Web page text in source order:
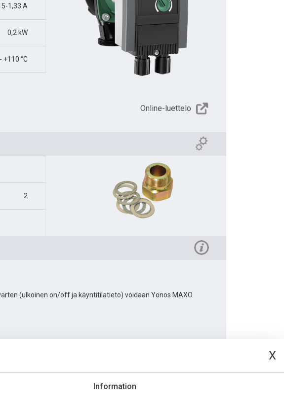
X
Information
1,33 A
0,2 kW
+110 °C
Online-luettelo
2
(ulkoinen on/off ja käyntitilatieto) voidaan Yonos MAXO